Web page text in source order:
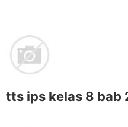
tts ips kelas 8 bab